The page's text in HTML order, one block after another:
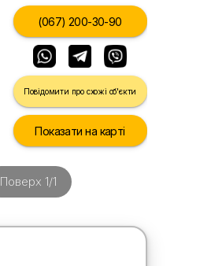
(067) 200-30-90
Повідомити про схожі об'єкти
Показати на карті
Поверх 1/1